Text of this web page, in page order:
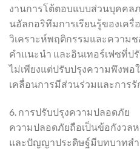
งานการโต้ตอบแบบส่วนบุคคล
นอัลกอริทึมการเรียนรู้ของเครื่
วิเคราะห์พฤติกรรมและความช
คำแนะนำ และอินเทอร์เฟซที่ป
ไม่เพียงแต่ปรับปรุงความพึงพอ
เคลื่อนการมีส่วนร่วมและการ
6. การปรับปรุงความปลอดภัย
ความปลอดภัยถือเป็นข้อกังวล
และปัญญาประดิษฐ์มีบทบาทส